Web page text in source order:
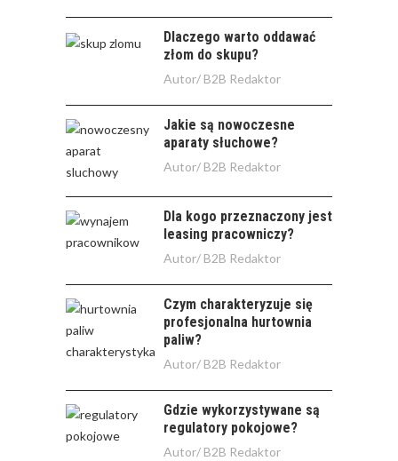
Dlaczego warto oddawać
złom do skupu?
Autor/ B2B Redaktor
Jakie są nowoczesne
aparaty słuchowe?
Autor/ B2B Redaktor
Dla kogo przeznaczony jest
leasing pracowniczy?
Autor/ B2B Redaktor
Czym charakteryzuje się
profesjonalna hurtownia
paliw?
Autor/ B2B Redaktor
Gdzie wykorzystywane są
regulatory pokojowe?
Autor/ B2B Redaktor